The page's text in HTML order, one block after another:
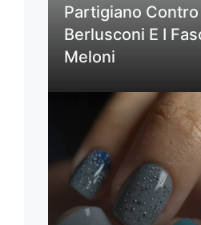
Partigiano Contro
Berlusconi E I
Meloni